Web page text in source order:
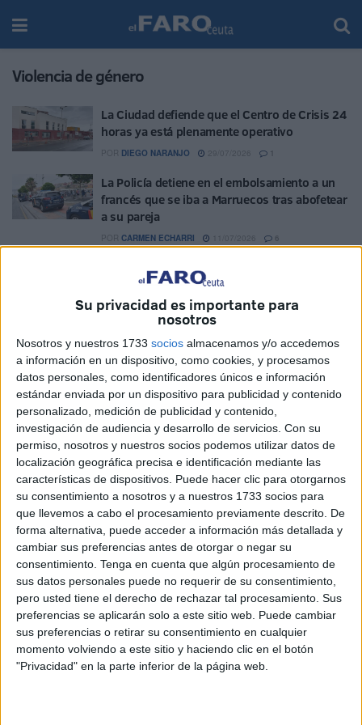
Su privacidad es importante para
nosotros
Nosotros y nuestros 1733 socios almacenamos y/o accedemos
a información en un dispositivo, como cookies, y procesamos
datos personales, como identificadores únicos e información
estándar enviada por un dispositivo para publicidad y contenido
personalizado, medición de publicidad y contenido,
investigación de audiencia y desarrollo de servicios. Con su
permiso, nosotros y nuestros socios podemos utilizar datos de
localización geográfica precisa e identificación mediante las
características de dispositivos. Puede hacer clic para otorgarnos
su consentimiento a nosotros y a nuestros 1733 socios para
que llevemos a cabo el procesamiento previamente descrito. De
forma alternativa, puede acceder a información más detallada y
cambiar sus preferencias antes de otorgar o negar su
consentimiento. Tenga en cuenta que algún procesamiento de
sus datos personales puede no requerir de su consentimiento,
pero usted tiene el derecho de rechazar tal procesamiento. Sus
preferencias se aplicarán solo a este sitio web. Puede cambiar
sus preferencias o retirar su consentimiento en cualquier
momento volviendo a este sitio y haciendo clic en el botón
"Privacidad" en la parte inferior de la página web.
Violencia de género
La Ciudad defiende que el Centro de Crisis 24
horas ya está plenamente operativo
DIEGO NARANJO 29/07/2026 1
La Policía detiene en el embolsamiento a un
francés que se iba a Marruecos tras abofetear
a su pareja
CARMEN ECHARRI 6
Condenado a 11 años de cárcel por violencia
de género a su ex y agresión sexual a la hija
de esta
CARMEN ECHARRI 21/06/2026
El PSOE presenta 45 enmiendas al Plan de
Igualdad para corregir "errores y carencias"
POR DIEGO NARANJO 15/06/2026 3
La Policía detiene al 'chatito' por
reclamaciones judiciales en Ceuta y Málaga
POR ISABEL JIMÉNEZ 08/06/2026 4
El largo calvario de Naima Toujiri: 200.000
euros de una sentencia que no se ejecuta y
durmiendo en la calle
POR EVA CEREZO 03/06/2026 1
Una policía nacional, investigada por
coacciones tras una denuncia
POR CARMEN ECHARRI / DIEGO NARANJO
02/06/2026
5
El quebrantamiento imposible que termina
con un preso absuelto